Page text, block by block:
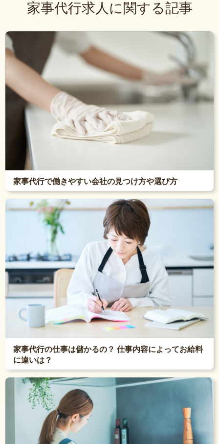
家事代行求人に関する記事
家事代行で働きやすい会社の見つけ方や選び方
家事代行の仕事は儲かるの？ 仕事内容によってお給料
に違いは？